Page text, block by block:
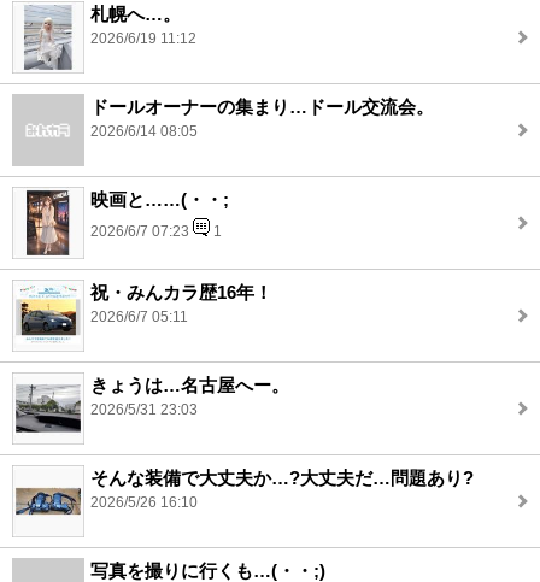
札幌へ…。
2026/6/19 11:12
ドールオーナーの集まり…ドール交流会。
2026/6/14 08:05
映画と……(・・;
2026/6/7 07:23 1
祝・みんカラ歴16年！
2026/6/7 05:11
きょうは…名古屋へー。
2026/5/31 23:03
そんな装備で大丈夫か…?大丈夫だ…問題あり?
2026/5/26 16:10
写真を撮りに行くも…(・・;)